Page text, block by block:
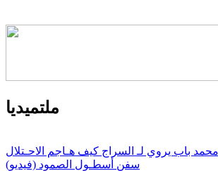
ملتميديا
محمد باب يروي لـ السراج كيف هـاجم الاحـتلال
سفن أسطـول الصمود (فيديو)